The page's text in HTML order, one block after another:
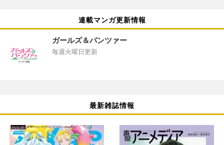
連載マンガ更新情報
ガールズ＆パンツァー
毎週火曜日更新
最新雑誌情報